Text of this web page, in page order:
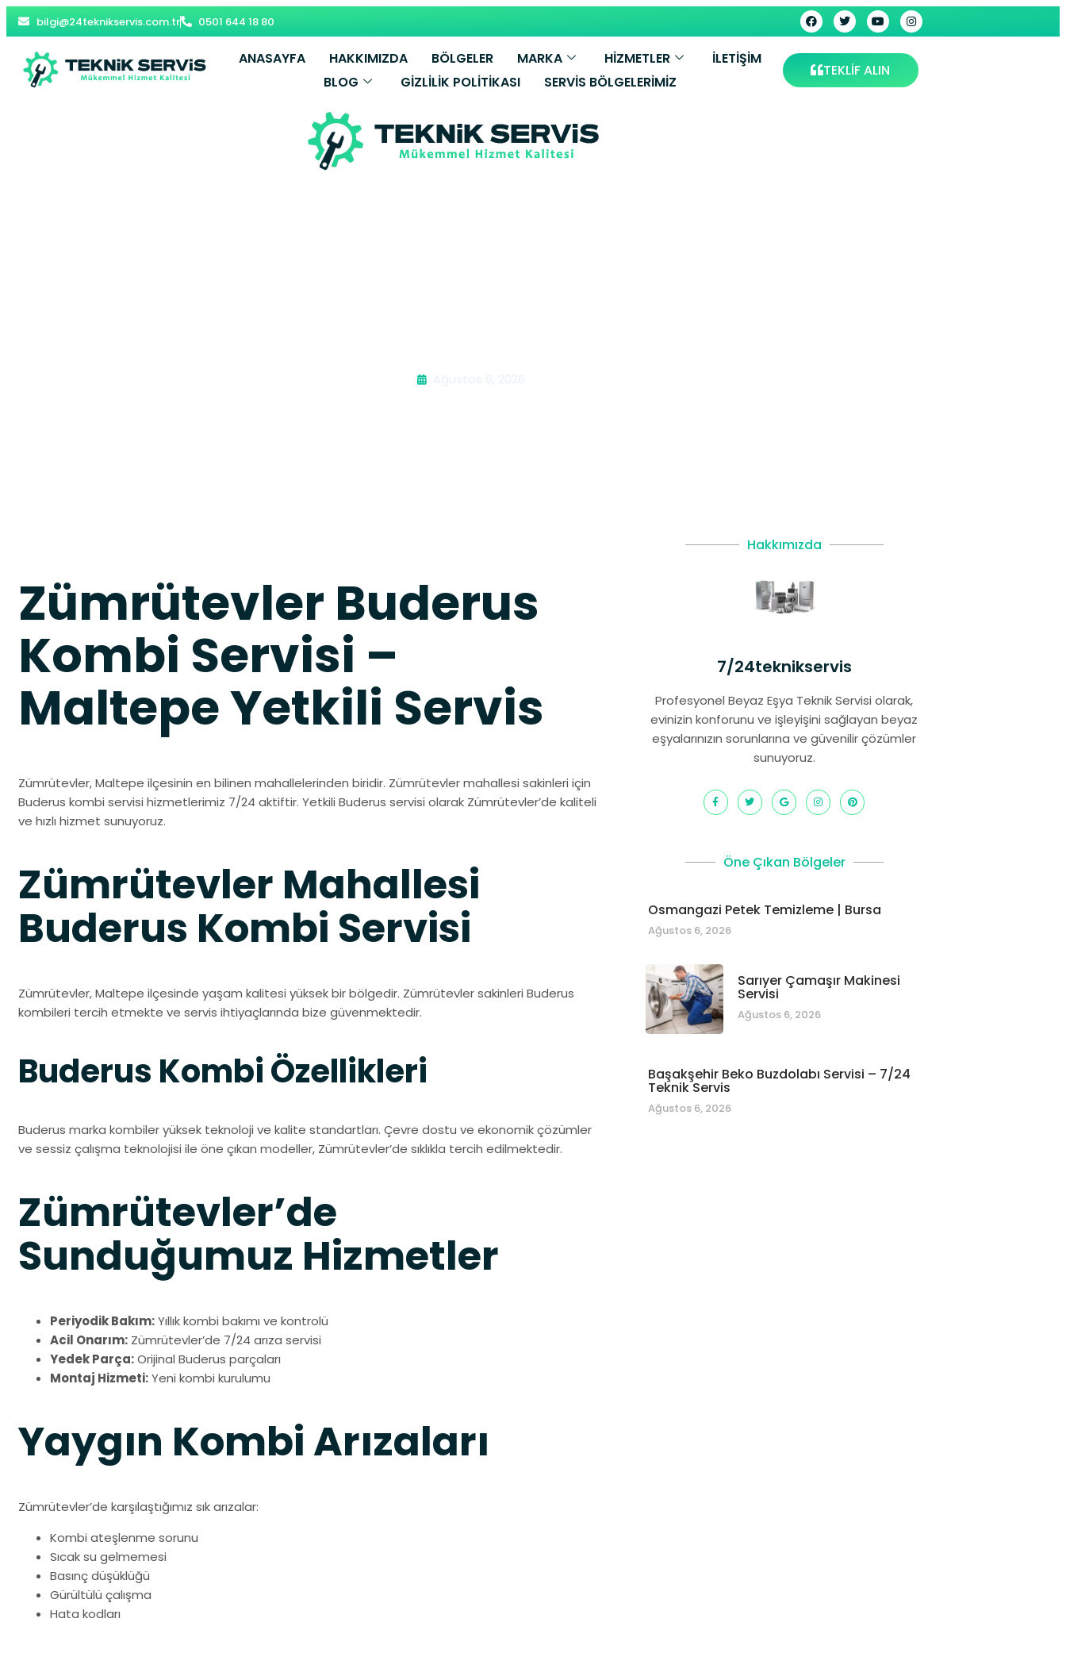
bilgi@24teknikservis.com.tr 0501 644 18 80
ANASAYFA HAKKIMIZDA BÖLGELER MARKA HİZMETLER
İLETIŞIM
BLOG
GIZLILIK POLITIKASI SERVIS BÖLGELERIMIZ
TEKLİF ALIN
Ağustos 6, 2026
Zümrütevler Buderus
Kombi Servisi –
Maltepe Yetkili Servis
Zümrütevler, Maltepe ilçesinin en bilinen mahallelerinden biridir. Zümrütevler mahallesi sakinleri için
Buderus kombi servisi hizmetlerimiz 7/24 aktiftir. Yetkili Buderus servisi olarak Zümrütevler’de kaliteli
ve hızlı hizmet sunuyoruz.
Zümrütevler Mahallesi
Buderus Kombi Servisi
Zümrütevler, Maltepe ilçesinde yaşam kalitesi yüksek bir bölgedir. Zümrütevler sakinleri Buderus
kombileri tercih etmekte ve servis ihtiyaçlarında bize güvenmektedir.
Buderus Kombi Özellikleri
Buderus marka kombiler yüksek teknoloji ve kalite standartları. Çevre dostu ve ekonomik çözümler
ve sessiz çalışma teknolojisi ile öne çıkan modeller, Zümrütevler’de sıklıkla tercih edilmektedir.
Zümrütevler’de
Sunduğumuz Hizmetler
Periyodik Bakım:Yıllık kombi bakımı ve kontrolü
Acil Onarım: Zümrütevler’de 7/24 arıza servisi
Yedek Parça:Orijinal Buderus parçaları
Montaj Hizmeti:Yeni kombi kurulumu
Yaygın Kombi Arızaları
Zümrütevler’de karşılaştığımız sık arızalar:
Kombi ateşlenme sorunu
Sıcak su gelmemesi
Basınç düşüklüğü
Gürültülü çalışma
Hata kodları
Hakkımızda
7/24teknikservis
Profesyonel Beyaz Eşya Teknik Servisi olarak,
evinizin konforunu ve işleyişini sağlayan beyaz
eşyalarınızın sorunlarına ve güvenilir çözümler
sunuyoruz.
Öne Çıkan Bölgeler
Osmangazi Petek Temizleme | Bursa
Ağustos 6, 2026
Sarıyer Çamaşır Makinesi
Servisi
Ağustos 6, 2026
Başakşehir Beko Buzdolabı Servisi – 7/24
Teknik Servis
Ağustos 6, 2026